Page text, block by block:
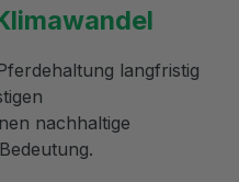
langfristig
nachhaltige